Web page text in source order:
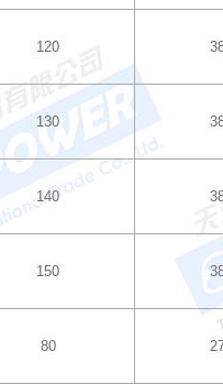
120
130
140
150
80